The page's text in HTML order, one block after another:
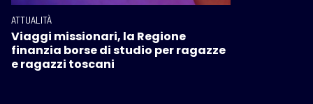
ATTUALITÀ
Viaggi missionari, la Regione
finanzia borse di studio per ragazze
e ragazzi toscani